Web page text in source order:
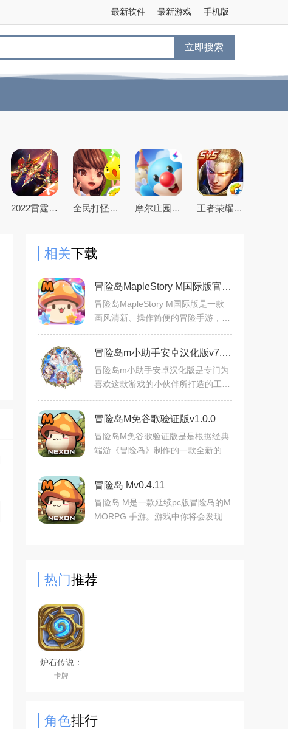
手机版
最新游戏
最新软件
立即搜索
2022雷霆战机游戏下载最新版 全民打怪兽游戏最新版 摩尔庄园豪华版 王者荣耀-全球首款5V5英雄公平对战手游
相关下载
冒险岛MapleStory M国际版官方版v2.380.5531最新版
冒险岛MapleStory M国际版是一款
画风清新、操作简便的冒险手游，拥
点在于丰富的宠物收集系统和多人合
作挑战副本，玩家可自由培养
冒险岛m小助手安卓汉化版v7.3安卓版
冒险岛m小助手安卓汉化版是专门为
喜欢这款游戏的小伙伴所打造的工
体验到游戏的乐趣，不需要开
冒险岛M免谷歌验证版v1.0.0
冒险岛M免谷歌验证版是是根据经典
端游《冒险岛》制作的一款全新的手
非常大的改动与优化！喜欢
冒险岛 Mv0.4.11
冒险岛 M是一款延续pc版冒险岛的M
MORPG 手游。游戏中你将会发现一
热门推荐
炉石传说：
魔兽英雄传
卡牌
角色排行